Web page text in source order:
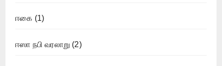
ஈகை (1)
ஈஸா நபி வரலாறு (2)